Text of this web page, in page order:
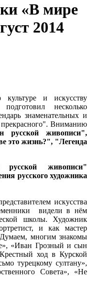
«В мире
2014
и искусству
несколько
знаменательных и
Вниманию
русской живописи",
это жизнь?", "Легенда
живописи"
русского художника
искусства
видели в нём
школы. Художник
и как мастер
многим знакомы
«Иван Грозный и сын
ход в Курской
турецкому султану»,
Совета», «Не